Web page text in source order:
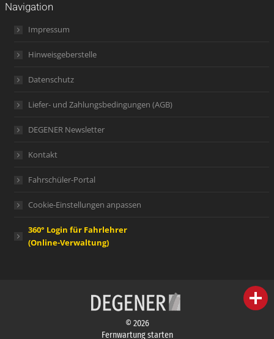
Navigation
Impressum
Hinweisgeberstelle
Datenschutz
Liefer- und Zahlungsbedingungen (AGB)
DEGENER Newsletter
Kontakt
Fahrschüler-Portal
Cookie-Einstellungen anpassen
360° Login für Fahrlehrer
(Online-Verwaltung)
© 2026
Fernwartung starten
person IHR FACHBERATER
campaign